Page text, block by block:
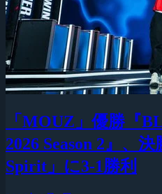
「MOUZ」優勝『
2026 Season 2』、
Spirit」に3-1勝利